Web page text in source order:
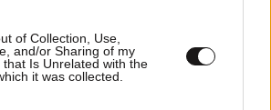
of Collection, Use,
and/or Sharing of my
that Is Unrelated with the
it was collected.
NEWSBEASTστο
Google News
πρώτοι όλες τις ειδήσεις